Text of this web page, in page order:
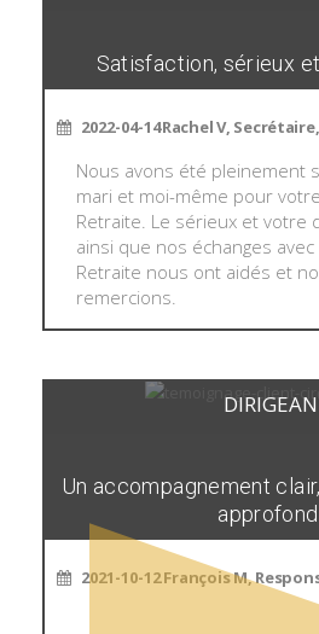
Satisfaction, sérieux
2022-04-14Rachel V,
Nous avons été pleinement
mari et moi-même pour
Retraite. Le sérieux et votre
ainsi que nos échanges
Retraite nous ont aidés et
remercions.
Un accompagnement
2021-10-12François M,